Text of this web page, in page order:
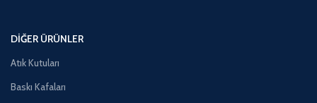
DIĞER ÜRÜNLER
Atık Kutuları
Baskı Kafaları